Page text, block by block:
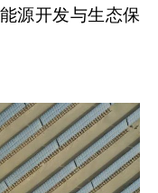
源开发与生态保